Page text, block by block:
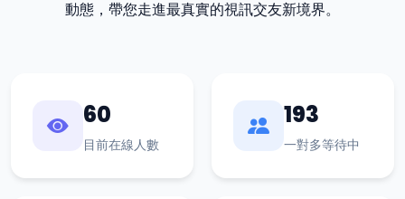
動態，帶您走進最真實的視訊交友新境界。
60
目前在線人數
193
一對多等待中